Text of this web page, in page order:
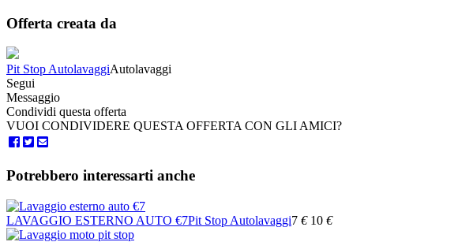
Offerta creata da
Pit Stop AutolavaggiAutolavaggi
Segui
Messaggio
Condividi questa offerta
VUOI CONDIVIDERE QUESTA OFFERTA CON GLI AMICI?
Potrebbero interessarti anche
LAVAGGIO ESTERNO AUTO €7Pit Stop Autolavaggi7 € 10 €